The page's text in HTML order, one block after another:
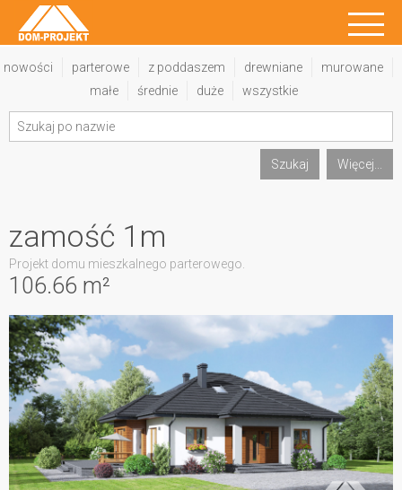
nowości parterowe z poddaszem drewniane
murowane
małe
średnie duże wszystkie
Szukaj Więcej...
106.66 m²
zamość 1m
Projekt domu mieszkalnego parterowego.